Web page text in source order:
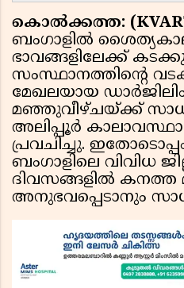
കൊൽക്കത്ത:
ബംഗാളിൽ
ഭാവങ്ങളിലേക്ക്
സംസ്ഥാനത്തിന്റെ
മേഖലയായ
മഞ്ഞുവീഴ്ചയ്ക്ക്
അലിപ്പൂർ കാലാവസ്ഥാ
പ്രവചിച്ചു.
ബംഗാളിലെ വിവിധ
ദിവസങ്ങളിൽ
അനുഭവപ്പെടാനും